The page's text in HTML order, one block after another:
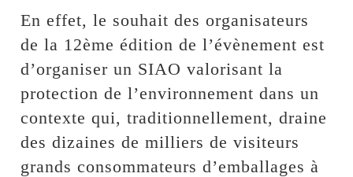
En effet, le souhait des organisateurs
de la 12ème édition de l’évènement est
d’organiser un SIAO valorisant la
protection de l’environnement dans un
contexte qui, traditionnellement, draine
des dizaines de milliers de visiteurs
grands consommateurs d’emballages à